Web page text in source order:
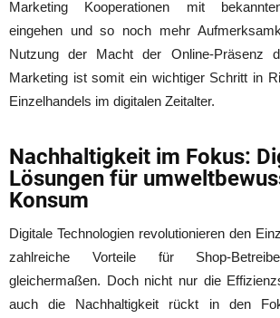
Marketing Kooperationen mit
eingehen und so noch mehr
Nutzung der Macht der Online-Präsenz
Marketing ist somit ein wichtiger Schritt in
Einzelhandels im digitalen Zeitalter.
Nachhaltigkeit im Fokus:
Lösungen für
Konsum
Digitale Technologien revolutionieren den
zahlreiche Vorteile für Shop-
gleichermaßen. Doch nicht nur die
auch die Nachhaltigkeit rückt in den